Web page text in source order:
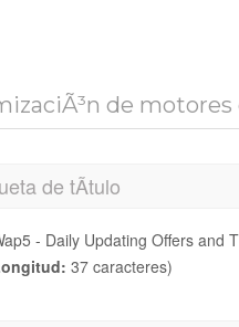
de motores
de tÃ­tulo
- Daily Updating Offers and
37 caracteres)